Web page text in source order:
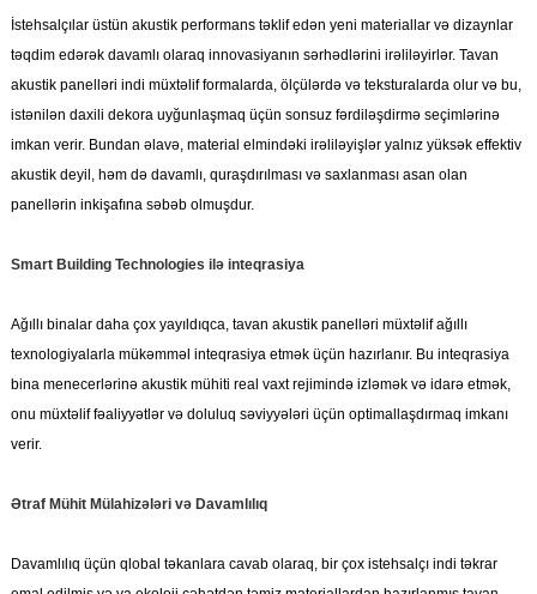
İstehsalçılar üstün akustik performans təklif edən yeni materiallar və dizaynlar
təqdim edərək davamlı olaraq innovasiyanın sərhədlərini irəliləyirlər. Tavan
akustik panelləri indi müxtəlif formalarda, ölçülərdə və teksturalarda olur və bu,
istənilən daxili dekora uyğunlaşmaq üçün sonsuz fərdiləşdirmə seçimlərinə
imkan verir. Bundan əlavə, material elmindəki irəliləyişlər yalnız yüksək effektiv
akustik deyil, həm də davamlı, quraşdırılması və saxlanması asan olan
panellərin inkişafına səbəb olmuşdur.
Smart Building Technologies ilə inteqrasiya
Ağıllı binalar daha çox yayıldıqca, tavan akustik panelləri müxtəlif ağıllı
texnologiyalarla mükəmməl inteqrasiya etmək üçün hazırlanır. Bu inteqrasiya
bina menecerlərinə akustik mühiti real vaxt rejimində izləmək və idarə etmək,
onu müxtəlif fəaliyyətlər və doluluq səviyyələri üçün optimallaşdırmaq imkanı
verir.
Ətraf Mühit Mülahizələri və Davamlılıq
Davamlılıq üçün qlobal təkanlara cavab olaraq, bir çox istehsalçı indi təkrar